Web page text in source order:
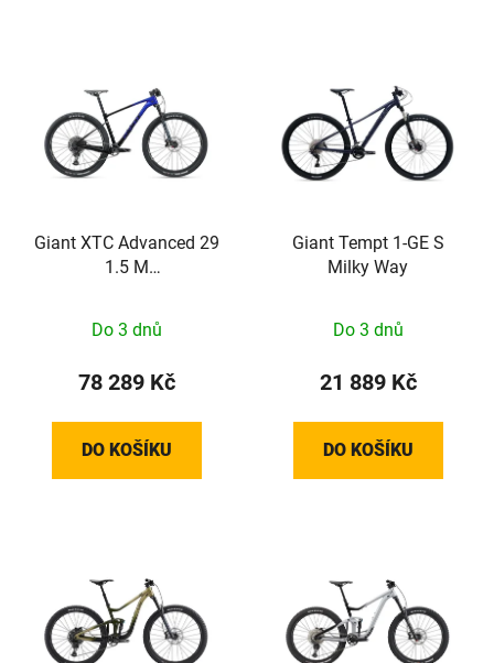
Giant XTC Advanced 29
1.5 M
Do 3 dnů
78 289 Kč
DO KOŠÍKU
Giant Tempt 1-GE S
Milky Way
Do 3 dnů
21 889 Kč
DO KOŠÍKU